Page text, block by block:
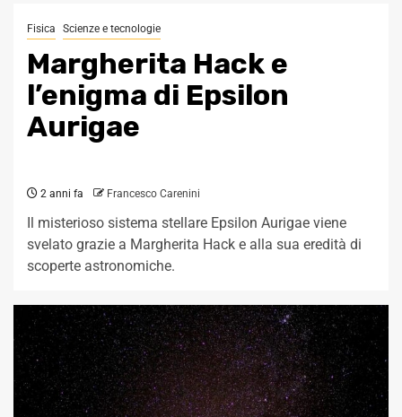
Fisica Scienze e tecnologie
Margherita Hack e
l’enigma di Epsilon
Aurigae
2 anni fa Francesco Carenini
Il misterioso sistema stellare Epsilon Aurigae viene
svelato grazie a Margherita Hack e alla sua eredità di
scoperte astronomiche.